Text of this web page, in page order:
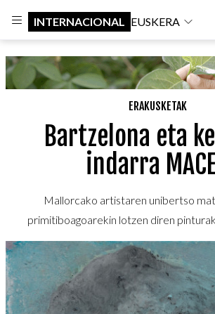
INTERNACIONAL EUSKERA
ERAKUSKETAK
Bartzelona eta
indarra
Mallorcako artistaren unibertso
primitiboagoarekin lotzen diren